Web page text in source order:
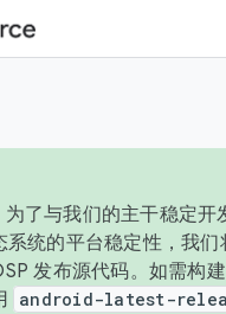
了与我们的主干稳定开
系统的平台稳定性，我们
发布源代码。如需构
android-latest-